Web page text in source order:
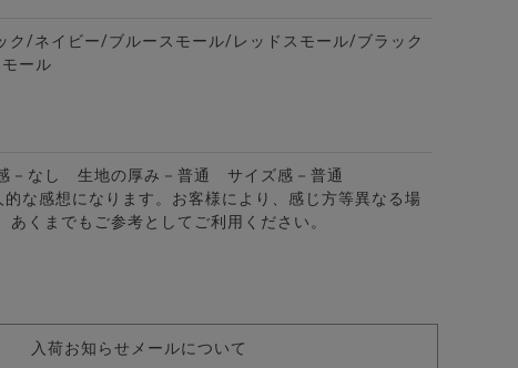
ラー7分袖カプリシャツ/全8色
ク/ネイビー/ブルースモール/レッドスモール/ブラック
ール
－なし 生地の厚み－普通 サイズ感－普通
な感想になります。お客様により、感じ方等異なる場
あくまでもご参考としてご利用ください。
入荷お知らせメールについて